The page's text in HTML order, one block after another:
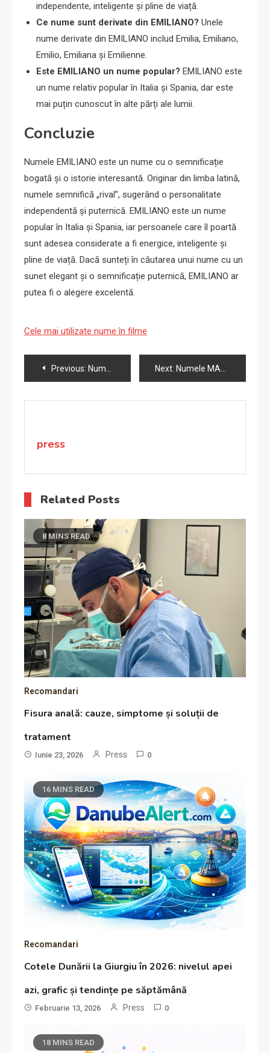
independente, inteligente și pline de viață.
Ce nume sunt derivate din EMILIANO? Unele
nume derivate din EMILIANO includ Emilia, Emiliano,
Emilio, Emiliana și Emilienne.
Este EMILIANO un nume popular? EMILIANO este
un nume relativ popular în Italia și Spania, dar este
mai puțin cunoscut în alte părți ale lumii.
Concluzie
Numele EMILIANO este un nume cu o semnificație
bogată și o istorie interesantă. Originar din limba latină,
numele semnifică „rival”, sugerând o personalitate
independentă și puternică. EMILIANO este un nume
popular în Italia și Spania, iar persoanele care îl poartă
sunt adesea considerate a fi energice, inteligente și
pline de viață. Dacă sunteți în căutarea unui nume cu un
sunet elegant și o semnificație puternică, EMILIANO ar
putea fi o alegere excelentă.
Cele mai utilizate nume în filme
Navigare
în
Previous: Numele ALBERTO: semnificație, origine, trăsături și personalitate Next: Numele MARCELLINO: semnificație, origine, trăsături și personalitate
press
Related Posts
8 MINS READ
Recomandari
Fisura anală: cauze, simptome și soluții de
tratament
Iunie 23, 2026 Press 0
16 MINS READ
Recomandari
Cotele Dunării la Giurgiu în 2026: nivelul apei
azi, grafic și tendințe pe săptămână
Februarie 13, 2026 Press 0
18 MINS READ